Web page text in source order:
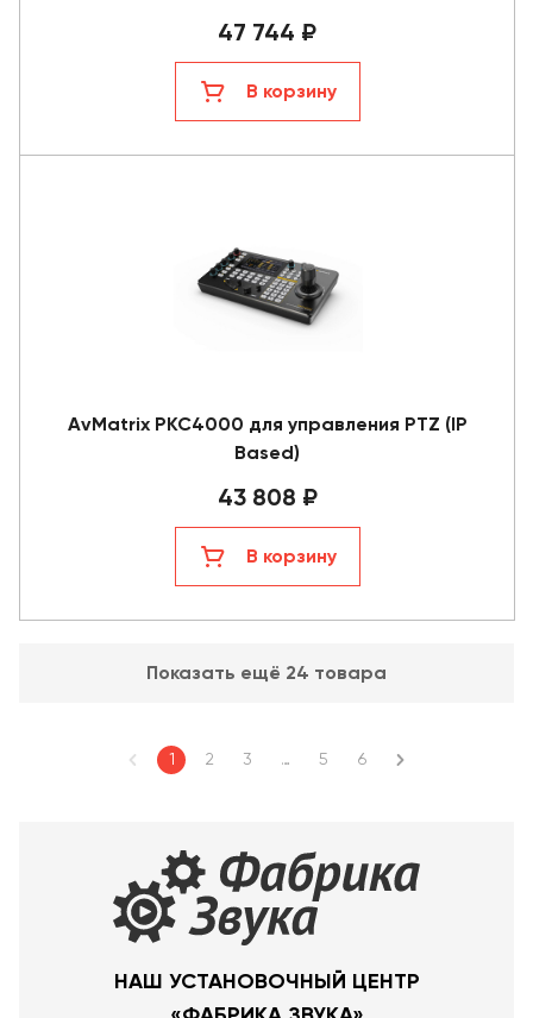
47 744 ₽
В корзину
AvMatrix PKC4000 для управления PTZ (IP
Based)
43 808 ₽
В корзину
Показать ещё 24 товара
1 2 3 … 5 6
НАШ УСТАНОВОЧНЫЙ ЦЕНТР